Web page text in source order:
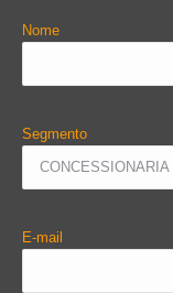
Nome
Segmento
E-mail